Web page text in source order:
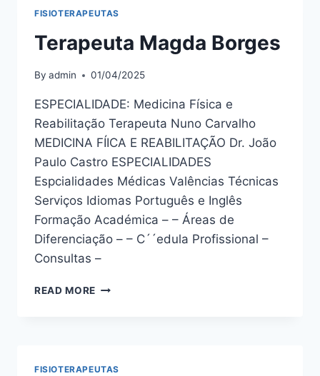
FISIOTERAPEUTAS
Terapeuta Magda Borges
By admin 01/04/2025
ESPECIALIDADE: Medicina Física e
Reabilitação Terapeuta Nuno Carvalho
MEDICINA FÍICA E REABILITAÇÃO Dr. João
Paulo Castro ESPECIALIDADES
Espcialidades Médicas Valências Técnicas
Serviços Idiomas Português e Inglês
Formação Académica – – Áreas de
Diferenciação – – C´´edula Profissional –
Consultas –
READ MORE TERAPEUTA
FISIOTERAPEUTAS